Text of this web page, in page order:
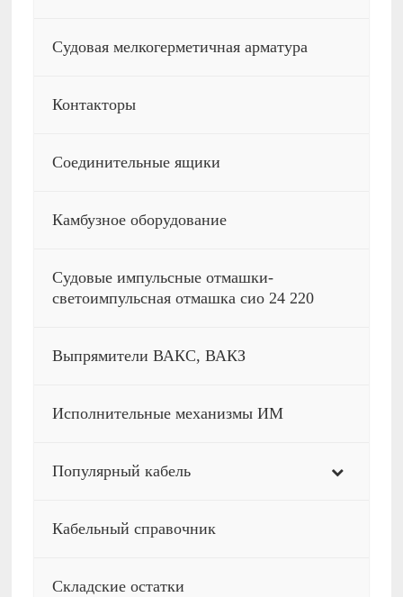
Судовая мелкогерметичная арматура
Контакторы
Соединительные ящики
Камбузное оборудование
Судовые импульсные отмашки-
светоимпульсная отмашка сио 24 220
Выпрямители ВАКС, ВАКЗ
Исполнительные механизмы ИМ
Популярный кабель
Кабельный справочник
Складские остатки